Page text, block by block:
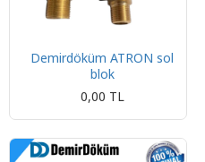
Demirdöküm ATRON sol
blok
0,00 TL